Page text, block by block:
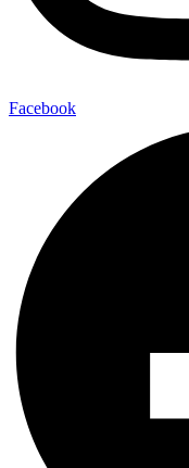
Facebook